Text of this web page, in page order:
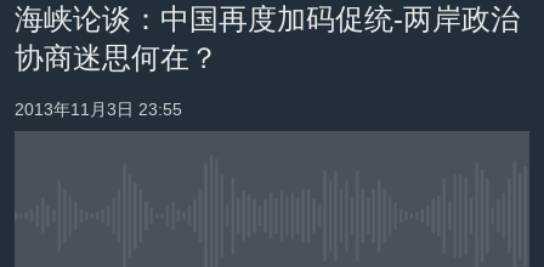
内
转
到
港澳
国际
最新国际新闻
分类新闻
订阅
海峡论谈：中国再度加码促统-两岸政治
协商迷思何在？
2013年11月3日 23:55